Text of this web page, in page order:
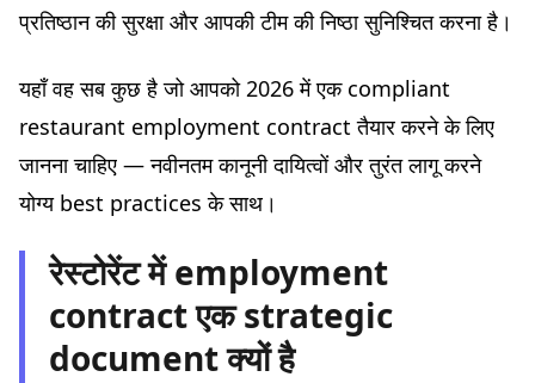
clauses
Non-compete clause
Dress code clause
Confidentiality clause
सबसे आम गलतियाँ जिनसे बचना चाहिए
गलती #1: अनुबंध समय पर न सौंपना
गलती #2: वर्गीकरण और पद शीर्षक में भ्रम
गलती #3: वस्तुगत लाभ भूलना
गलती #4: सामान्य अनुबंध template का उपयोग
प्रतिष्ठान की सुरक्षा और आपकी टीम की निष्ठा सुनिश्चित करना है।
यहाँ वह सब कुछ है जो आपको 2026 में एक compliant
restaurant employment contract तैयार करने के लिए
जानना चाहिए — नवीनतम कानूनी दायित्वों और तुरंत लागू करने
योग्य best practices के साथ।
रेस्टोरेंट में employment
contract एक strategic
document क्यों है